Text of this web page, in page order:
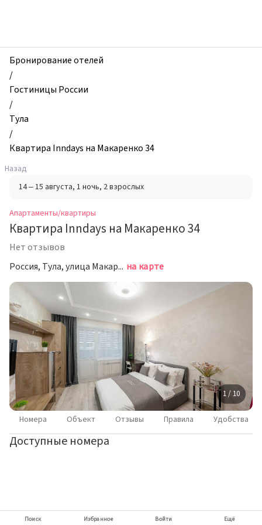
и
квартиры,
Квартира
Inndays
на
Макаренко
34,
Тула,
Россия
Бронирование отелей
/
Гостиницы России
/
Тула
/
Квартира Inndays на Макаренко 34
Назад
14 – 15 августа, 1 ночь, 2 взрослых
Апартаменты/квартиры
Квартира Inndays на Макаренко 34
Нет отзывов
Россия, Тула, улица Макаренко, 34 на карте
1 / 10
Номера Объект Отзывы Правила Удобства
Доступные номера
Поиск Избранное Войти Ещё